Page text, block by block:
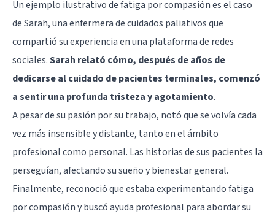
Un ejemplo ilustrativo de fatiga por compasión es el caso
de Sarah, una enfermera de cuidados paliativos que
compartió su experiencia en una plataforma de redes
sociales.Sarah relató cómo, después de años de
dedicarse al cuidado de pacientes terminales, comenzó
a sentir una profunda tristeza y agotamiento.
A pesar de su pasión por su trabajo, notó que se volvía cada
vez más insensible y distante, tanto en el ámbito
profesional como personal. Las historias de sus pacientes la
perseguían, afectando su sueño y bienestar general.
Finalmente, reconoció que estaba experimentando fatiga
por compasión y buscó ayuda profesional para abordar su